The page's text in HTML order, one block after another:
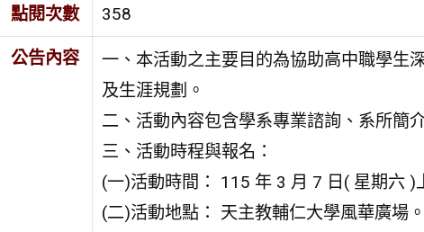
點閱次數 358
公告內容
一、本活動之主要目的為協助高中職學生
及生涯規劃。
二、活動內容包含學系專業諮詢、系所簡
三、活動時程與報名：
(一)活動時間： 115 年 3 月 7 日( 星期六 )
(二)活動地點： 天主教輔仁大學風華廣場。